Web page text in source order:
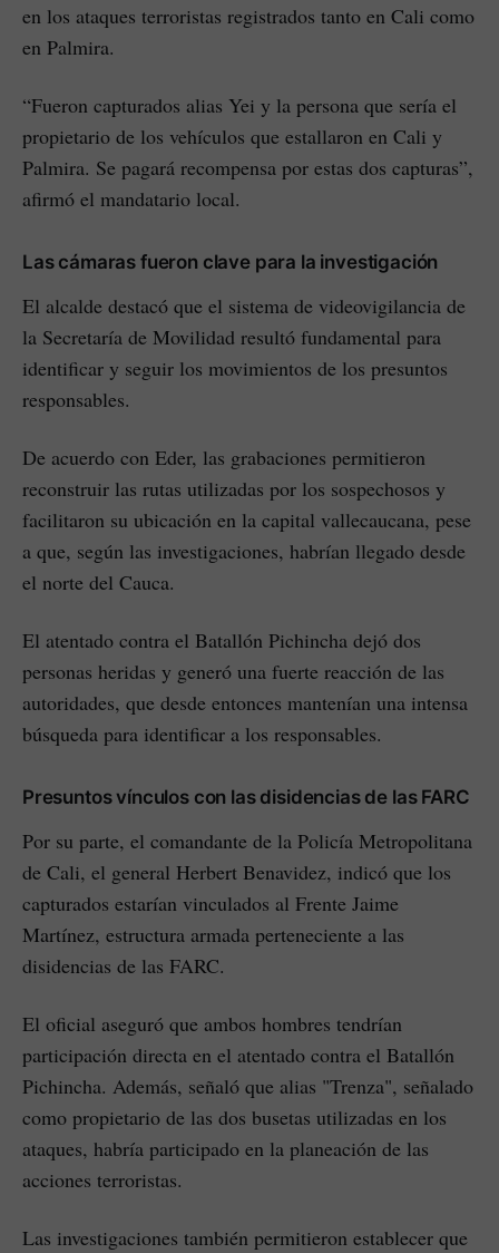
en los ataques terroristas registrados tanto en Cali como
en Palmira.
“Fueron capturados alias Yei y la persona que sería el
propietario de los vehículos que estallaron en Cali y
Palmira. Se pagará recompensa por estas dos capturas”,
afirmó el mandatario local.
Las cámaras fueron clave para la investigación
El alcalde destacó que el sistema de videovigilancia de
la Secretaría de Movilidad resultó fundamental para
identificar y seguir los movimientos de los presuntos
responsables.
De acuerdo con Eder, las grabaciones permitieron
reconstruir las rutas utilizadas por los sospechosos y
facilitaron su ubicación en la capital vallecaucana, pese
a que, según las investigaciones, habrían llegado desde
el norte del Cauca.
El atentado contra el Batallón Pichincha dejó dos
personas heridas y generó una fuerte reacción de las
autoridades, que desde entonces mantenían una intensa
búsqueda para identificar a los responsables.
Presuntos vínculos con las disidencias de las FARC
Por su parte, el comandante de la Policía Metropolitana
de Cali, el general Herbert Benavidez, indicó que los
capturados estarían vinculados al Frente Jaime
Martínez, estructura armada perteneciente a las
disidencias de las FARC.
El oficial aseguró que ambos hombres tendrían
participación directa en el atentado contra el Batallón
Pichincha. Además, señaló que alias "Trenza", señalado
como propietario de las dos busetas utilizadas en los
ataques, habría participado en la planeación de las
acciones terroristas.
Las investigaciones también permitieron establecer que